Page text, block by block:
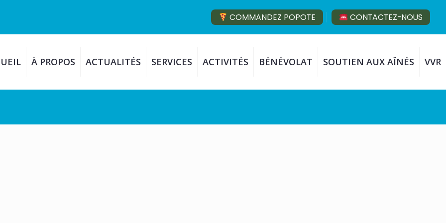
COMMANDEZ POPOTE CONTACTEZ-NOUS
À PROPOS ACTUALITÉS SERVICES ACTIVITÉS BÉNÉVOLAT SOUTIEN AUX AÎNÉS VVR